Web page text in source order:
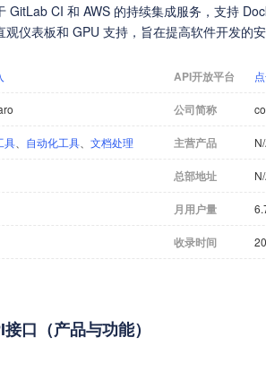
GitLab CI 和 AWS 的持续集成服务，支持
观仪表板和 GPU 支持，旨在提高软件开发的
API开放平台
公司简称
具 自动化工具 文档处理 主营产品
总部地址
月用户量
收录时间
口（产品与功能）